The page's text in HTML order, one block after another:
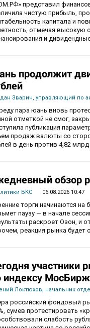
представил
чистую прибыль,
капитала и
отмечая высокую
и
продолжит
Зварич, управляющий по
пара юань вновь
отметкой не смог,
публикация
продаж валюты со
в день против 4,82
обзор
БКС 06.08.2026 10:47
торги начинаются
паузу — в начале
раскроет Озон, и
реакция рынка будет
участники
индексу
Локтюхов, начальник
российский фондовый
сумев протестировать
слабость